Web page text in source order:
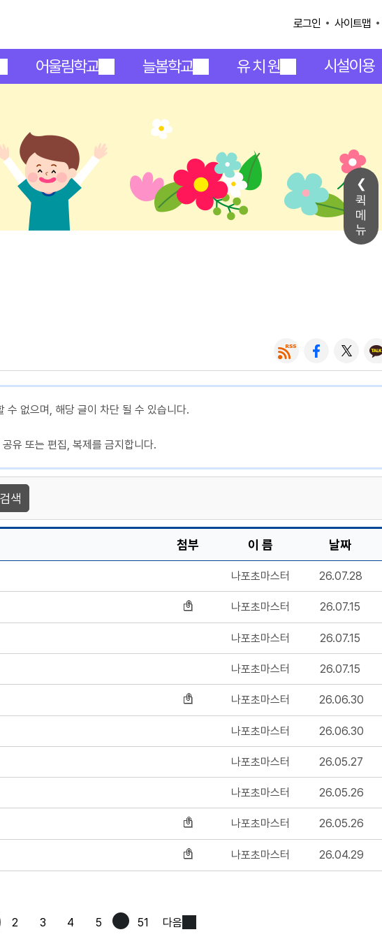
퀵
메
뉴
로그인 사이트맵
어울림학교 늘봄학교 유 치 원 시설이용
수 없으며, 해당 글이 차단 될 수 있습니다.
유 또는 편집, 복제를 금지합니다.
첨부 이 름 날짜
나포초마스터 26.07.28
나포초마스터 26.07.15
나포초마스터 26.07.15
나포초마스터 26.07.15
나포초마스터 26.06.30
나포초마스터 26.06.30
나포초마스터 26.05.27
나포초마스터 26.05.26
나포초마스터 26.05.26
나포초마스터 26.04.29
2 3 4 5 51 다음